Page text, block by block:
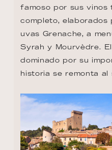
famoso por sus vinos
completo, elaborados
uvas Grenache, a
Syrah y Mourvèdre.
dominado por su
historia se remonta al